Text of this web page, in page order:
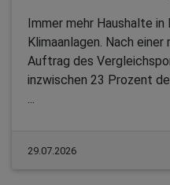
Immer mehr Haushalte
Klimaanlagen. Nach
Auftrag des
inzwischen 23 Prozent
29.07.2026